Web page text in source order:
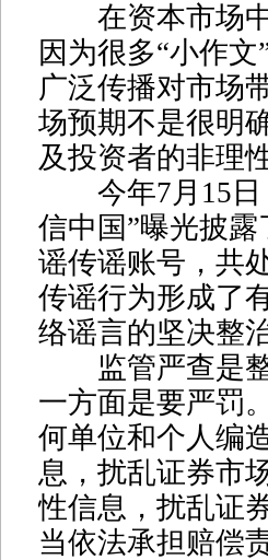
在资本市场中
因为很多“小作
广泛传播对市场
场预期不是很明
及投资者的非理
今年7月15日
信中国”曝光披
谣传谣账号，共
传谣行为形成了
络谣言的坚决整
监管严查是整
一方面是要严罚
何单位和个人编
息，扰乱证券市
性信息，扰乱证
当依法承担赔偿